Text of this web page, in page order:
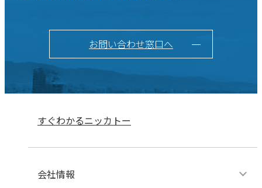
お問い合わせ窓口へ
すぐわかるニッカトー
会社情報